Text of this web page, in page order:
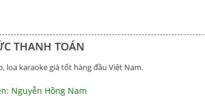
THANH TOÁN
Nguyễn Hồng Nam